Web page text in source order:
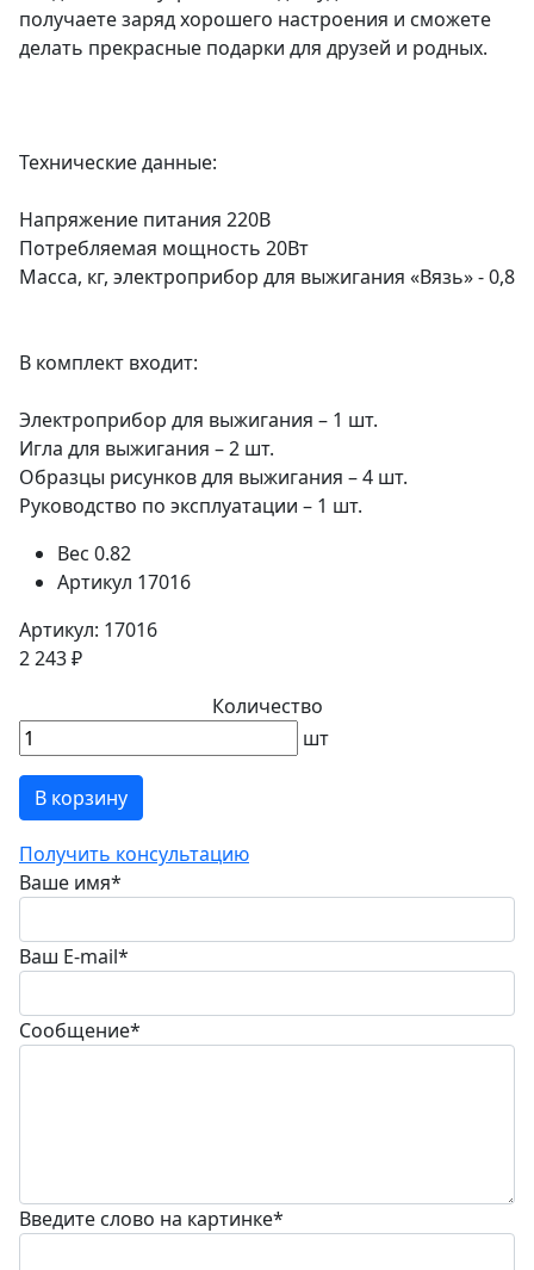
получаете заряд хорошего настроения и сможете
делать прекрасные подарки для друзей и родных.
Технические данные:
Напряжение питания 220В
Потребляемая мощность 20Вт
Масса, кг, электроприбор для выжигания «Вязь» - 0,8
В комплект входит:
Электроприбор для выжигания – 1 шт.
Игла для выжигания – 2 шт.
Образцы рисунков для выжигания – 4 шт.
Руководство по эксплуатации – 1 шт.
Вес 0.82
Артикул 17016
Артикул: 17016
2 243 ₽
Количество
шт
В корзину
Получить консультацию
Ваше имя*
Ваш E-mail*
Сообщение*
Введите слово на картинке*